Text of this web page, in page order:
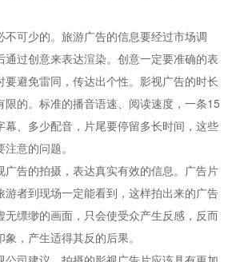
可少的。旅游广告的信息要经过市场调
通过创意来表达渲染。创意一定要准确的表
要避免雷同，传达出个性。影视广告的时长
限的。标准的播音语速、阅读速度，一条15
幕、多少配音，片尾要停留多长时间，这些
意的问题。
告的拍摄，表达真实有效的信息。广告片
游者到现场一定能看到，这样拍出来的广告
无缥缈的画面，只会使受众产生反感，反而
，产生适得其反的后果。